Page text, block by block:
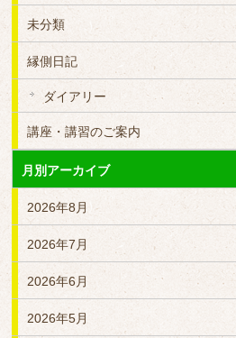
未分類
縁側日記
ダイアリー
講座・講習のご案内
月別アーカイブ
2026年8月
2026年7月
2026年6月
2026年5月